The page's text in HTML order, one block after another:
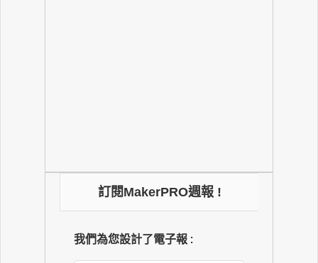
訂閱MakerPRO週報 !
我們為您設計了電子報 :